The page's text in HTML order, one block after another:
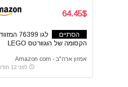
64.45$
הסתיים
לגו 76399
הקסומה של הוגוורטס LEGO
אמזון ארה"ב - Amazon com
לפני 12 חודשים